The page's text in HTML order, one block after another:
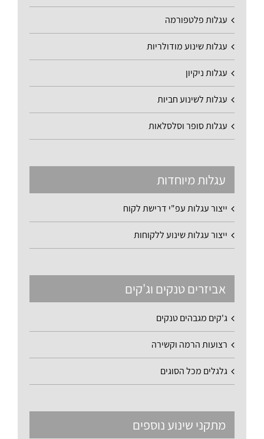
עגלות פלטפורמה
עגלות שינוע מודולריות
עגלות ניקיון
עגלות לשינוע חביות
עגלות סופר וסלסלאות
עגלות מיוחדות
ייצור עגלות עפ"י דרישת לקוח
ייצור עגלות שינוע ללקוחות
אביזרים טנקים וג'קים
ג'קים מגבהים טנקים
רצועות הרמה וקשירה
גלגלים מכל הסוגים
מתקני שינוע נוספים